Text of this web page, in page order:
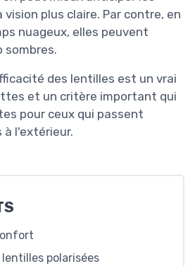
plus claire. Par contre, en
nuageux, elles peuvent
sombres.
des lentilles est un vrai
et un critère important qui
pour ceux qui passent
à l'extérieur.
polarisées